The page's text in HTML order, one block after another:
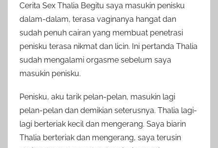
Cerita Sex Thalia Begitu saya masukin penisku
dalam-dalam, terasa vaginanya hangat dan
sudah penuh cairan yang membuat penetrasi
penisku terasa nikmat dan licin. Ini pertanda Thalia
sudah mengalami orgasme sebelum saya
masukin penisku.
Penisku, aku tarik pelan-pelan, masukin lagi
pelan-pelan dan demikian seterusnya. Thalia lagi-
lagi berteriak kecil dan mengerang. Saya biarin
Thalia berteriak dan mengerang, saya terusin